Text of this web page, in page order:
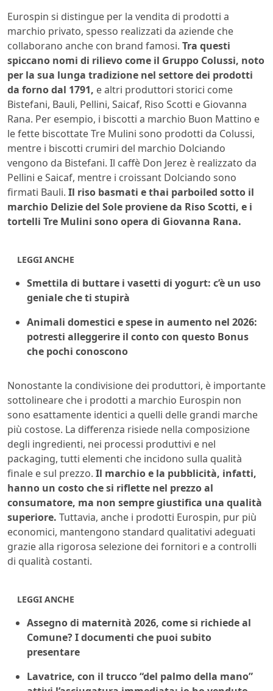
Eurospin si distingue per la vendita di prodotti a
marchio privato, spesso realizzati da aziende che
collaborano anche con brand famosi. Tra questi
spiccano nomi di rilievo come il Gruppo Colussi, noto
per la sua lunga tradizione nel settore dei prodotti
da forno dal 1791, e altri produttori storici come
Bistefani, Bauli, Pellini, Saicaf, Riso Scotti e Giovanna
Rana. Per esempio, i biscotti a marchio Buon Mattino e
le fette biscottate Tre Mulini sono prodotti da Colussi,
mentre i biscotti crumiri del marchio Dolciando
vengono da Bistefani. Il caffè Don Jerez è realizzato da
Pellini e Saicaf, mentre i croissant Dolciando sono
firmati Bauli. Il riso basmati e thai parboiled sotto il
marchio Delizie del Sole proviene da Riso Scotti, e i
tortelli Tre Mulini sono opera di Giovanna Rana.
LEGGI ANCHE
Smettila di buttare i vasetti di yogurt: c’è un uso
geniale che ti stupirà
Animali domestici e spese in aumento nel 2026:
potresti alleggerire il conto con questo Bonus
che pochi conoscono
Nonostante la condivisione dei produttori, è importante
sottolineare che i prodotti a marchio Eurospin non
sono esattamente identici a quelli delle grandi marche
più costose. La differenza risiede nella composizione
degli ingredienti, nei processi produttivi e nel
packaging, tutti elementi che incidono sulla qualità
finale e sul prezzo. Il marchio e la pubblicità, infatti,
hanno un costo che si riflette nel prezzo al
consumatore, ma non sempre giustifica una qualità
superiore. Tuttavia, anche i prodotti Eurospin, pur più
economici, mantengono standard qualitativi adeguati
grazie alla rigorosa selezione dei fornitori e a controlli
di qualità costanti.
LEGGI ANCHE
Assegno di maternità 2026, come si richiede al
Comune? I documenti che puoi subito
presentare
Lavatrice, con il trucco “del palmo della mano”